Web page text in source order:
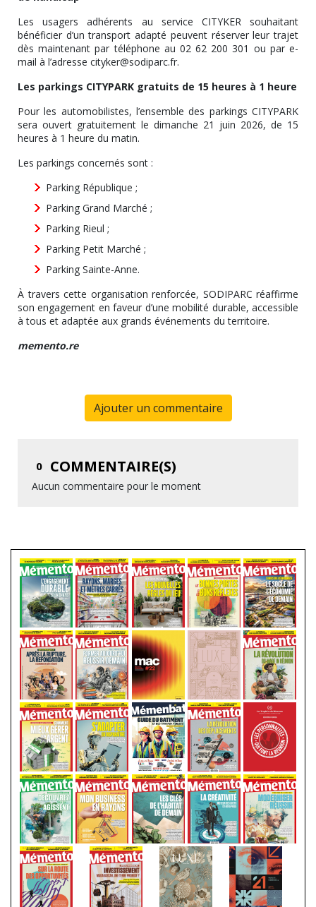
Les usagers adhérents au service CITYKER souhaitant
bénéficier d’un transport adapté peuvent réserver leur trajet
dès maintenant par téléphone au 02 62 200 301 ou par e-
mail à l’adresse cityker@sodiparc.fr.
Les parkings CITYPARK gratuits de 15 heures à 1 heure
Pour les automobilistes, l’ensemble des parkings CITYPARK
sera ouvert gratuitement le dimanche 21 juin 2026, de 15
heures à 1 heure du matin.
Les parkings concernés sont :
Parking République ;
Parking Grand Marché ;
Parking Rieul ;
Parking Petit Marché ;
Parking Sainte-Anne.
À travers cette organisation renforcée, SODIPARC réaffirme
son engagement en faveur d’une mobilité durable, accessible
à tous et adaptée aux grands événements du territoire.
memento.re
Ajouter un commentaire
0 COMMENTAIRE(S)
Aucun commentaire pour le moment